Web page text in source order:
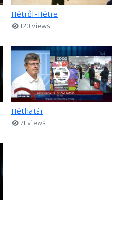
Hétről-Hétre
120 views
Héthatár
71 views